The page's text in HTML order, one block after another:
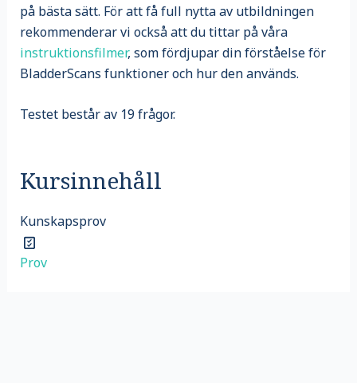
på bästa sätt. För att få full nytta av utbildningen
rekommenderar vi också att du tittar på våra
instruktionsfilmer, som fördjupar din förståelse för
BladderScans funktioner och hur den används.
Testet består av 19 frågor.
Kursinnehåll
Kunskapsprov
Prov